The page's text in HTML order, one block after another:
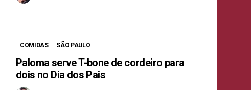
COMIDAS SÃO PAULO
Paloma serve T-bone de cordeiro para
dois no Dia dos Pais